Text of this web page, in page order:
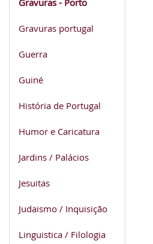
Gravuras portugal
Guerra
Guiné
História de Portugal
Humor e Caricatura
Jardins / Palácios
Jesuitas
Judaismo / Inquisição
Linguistica / Filologia